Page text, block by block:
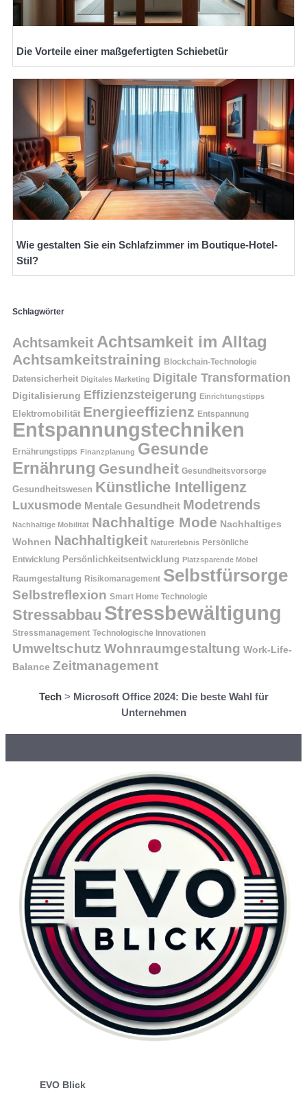
Die Vorteile einer maßgefertigten Schiebetür
Wie gestalten Sie ein Schlafzimmer im Boutique-Hotel-
Stil?
Schlagwörter
Achtsamkeit Achtsamkeit im Alltag
Achtsamkeitstraining Blockchain-Technologie
Datensicherheit Digitales Marketing Digitale Transformation
Digitalisierung Effizienzsteigerung Einrichtungstipps
Elektromobilität Energieeffizienz Entspannung
Entspannungstechniken
Ernährungstipps Finanzplanung Gesunde
Ernährung Gesundheit Gesundheitsvorsorge
Gesundheitswesen Künstliche Intelligenz
Luxusmode Mentale Gesundheit Modetrends
Nachhaltige Mobilität Nachhaltige Mode Nachhaltiges
Wohnen Nachhaltigkeit Naturerlebnis Persönliche
Entwicklung Persönlichkeitsentwicklung Platzsparende Möbel
Raumgestaltung Risikomanagement Selbstfürsorge
Selbstreflexion Smart Home Technologie
Stressabbau Stressbewältigung
Stressmanagement Technologische Innovationen
Umweltschutz Wohnraumgestaltung Work-Life-
Balance Zeitmanagement
Tech> Microsoft Office 2024: Die beste Wahl für
Unternehmen
EVO Blick